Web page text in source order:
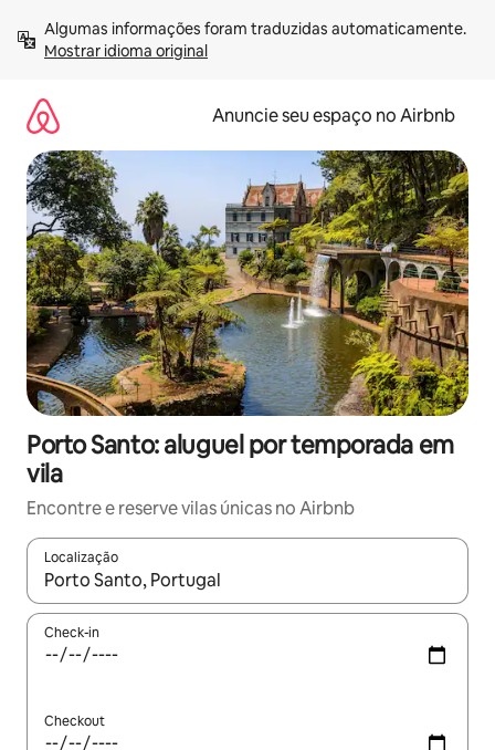
para
Mostrar idioma original
Anuncie seu espaço no Airbnb
Porto Santo: aluguel por temporada em
vila
Encontre e reserve vilas únicas no Airbnb
Localização
Quando os resultados estiverem disponíveis, explore-os
Check-in
Checkout